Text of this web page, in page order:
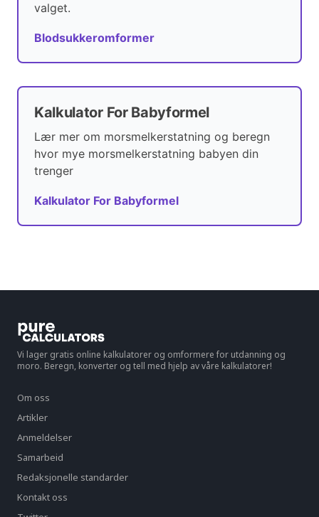
valget.
Blodsukkeromformer
Kalkulator For Babyformel
Lær mer om morsmelkerstatning og beregn
hvor mye morsmelkerstatning babyen din
trenger
Kalkulator For Babyformel
Vi lager gratis online kalkulatorer og omformere for utdanning og
moro. Beregn, konverter og tell med hjelp av våre kalkulatorer!
Om oss
Artikler
Anmeldelser
Samarbeid
Redaksjonelle standarder
Kontakt oss